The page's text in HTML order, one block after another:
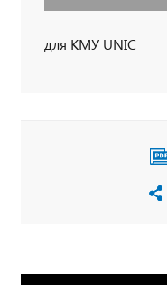
для КМУ UNIC